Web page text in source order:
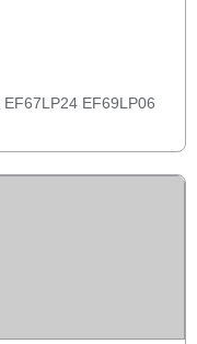
EF67LP24 EF69LP06